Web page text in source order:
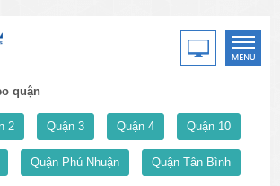
quận
2 Quận 3 Quận 4 Quận 10
Quận Phú Nhuận Quận Tân Bình